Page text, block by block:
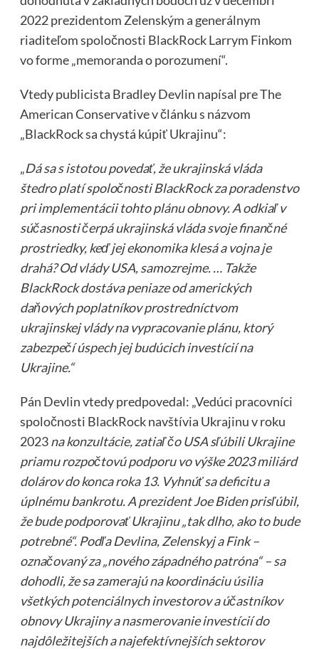
2022 prezidentom Zelenským a generálnym
riaditeľom spoločnosti BlackRock Larrym Finkom
vo forme „memoranda o porozumení“.
Vtedy publicista Bradley Devlin napísal pre The
American Conservative v článku s názvom
„BlackRock sa chystá kúpiť Ukrajinu“:
„Dá sa s istotou povedať, že ukrajinská vláda
štedro platí spoločnosti BlackRock za poradenstvo
pri implementácii tohto plánu obnovy. A odkiaľ v
súčasnosti čerpá ukrajinská vláda svoje finančné
prostriedky, keď jej ekonomika klesá a vojna je
drahá? Od vlády USA, samozrejme. … Takže
BlackRock dostáva peniaze od amerických
daňových poplatníkov prostredníctvom
ukrajinskej vlády na vypracovanie plánu, ktorý
zabezpečí úspech jej budúcich investícií na
Ukrajine.“
Pán Devlin vtedy predpovedal: „Vedúci pracovníci
spoločnosti BlackRock navštívia Ukrajinu v roku
2023na konzultácie, zatiaľ čo USA sľúbili Ukrajine
priamu rozpočtovú podporu vo výške 2023 miliárd
dolárov do konca roka 13. Vyhnúť sa deficitu a
úplnému bankrotu. A prezident Joe Biden prisľúbil,
že bude podporovať Ukrajinu „tak dlho, ako to bude
potrebné“. Podľa Devlina, Zelenskyj a Fink –
označovaný za „nového západného patróna“ – sa
dohodli, že sa zamerajú na koordináciu úsilia
všetkých potenciálnych investorov a účastníkov
obnovy Ukrajiny a nasmerovanie investícií do
najdôležitejších a najefektívnejších sektorov